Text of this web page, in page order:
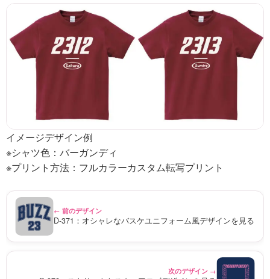
イメージデザイン例
※シャツ色：バーガンディ
※プリント方法：フルカラーカスタム転写プリント
← 前のデザイン
D-371：オシャレなバスケユニフォーム風デザインを見る
次のデザイン →